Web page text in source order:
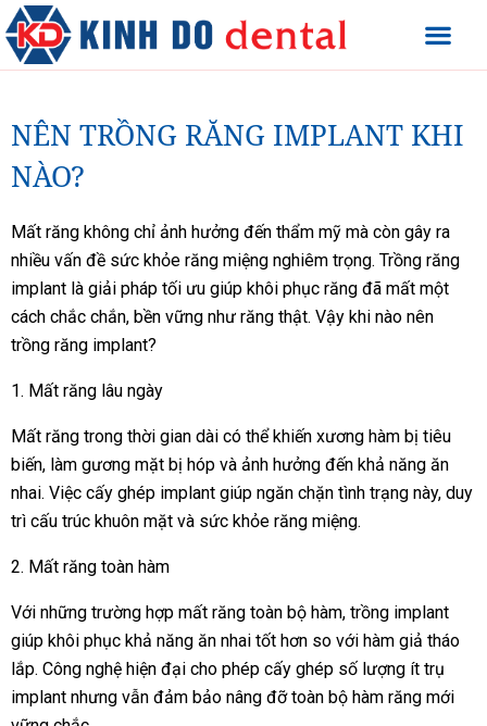
NÊN TRỒNG RĂNG IMPLANT KHI
NÀO?
Mất răng không chỉ ảnh hưởng đến thẩm mỹ mà còn gây ra
nhiều vấn đề sức khỏe răng miệng nghiêm trọng. Trồng răng
implant là giải pháp tối ưu giúp khôi phục răng đã mất một
cách chắc chắn, bền vững như răng thật. Vậy khi nào nên
trồng răng implant?
1. Mất răng lâu ngày
Mất răng trong thời gian dài có thể khiến xương hàm bị tiêu
biến, làm gương mặt bị hóp và ảnh hưởng đến khả năng ăn
nhai. Việc cấy ghép implant giúp ngăn chặn tình trạng này, duy
trì cấu trúc khuôn mặt và sức khỏe răng miệng.
2. Mất răng toàn hàm
Với những trường hợp mất răng toàn bộ hàm, trồng implant
giúp khôi phục khả năng ăn nhai tốt hơn so với hàm giả tháo
lắp. Công nghệ hiện đại cho phép cấy ghép số lượng ít trụ
implant nhưng vẫn đảm bảo nâng đỡ toàn bộ hàm răng mới